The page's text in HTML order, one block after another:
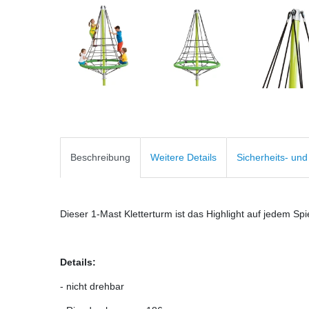
Beschreibung Weitere Details Sicherheits-
Dieser 1-Mast Kletterturm ist das Highlight auf jedem
Details:
- nicht drehbar